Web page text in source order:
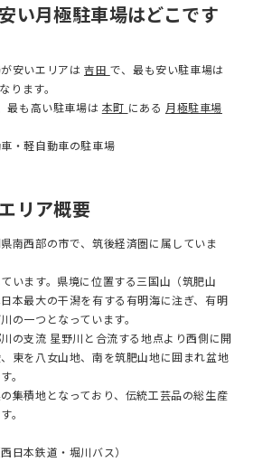
い月極駐車場はどこです
安いエリアは 吉田 で、最も安い駐車場は
ります。
最も高い駐車場は 本町 にある 月極駐車場
・軽自動車の駐車場
リア概要
南西部の市で、筑後経済圏に属していま
います。県境に位置する三国山（筑肥山
本最大の干潟を有する有明海に注ぎ、有明
の一つとなっています。
の支流 星野川と合流する地点より西側に開
東を八女山地、南を筑肥山地に囲まれ盆地
。
集積地となっており、伝統工芸品の総生産
。
日本鉄道・堀川バス）